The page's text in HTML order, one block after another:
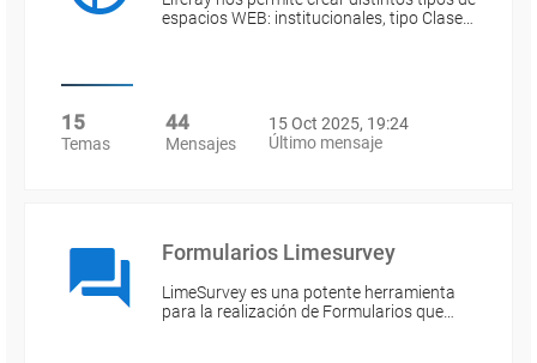
espacios WEB: institucionales, tipo Clase…
15
Temas
44
Mensajes
15 Oct 2025, 19:24
Último mensaje
Formularios Limesurvey
LimeSurvey es una potente herramienta
para la realización de Formularios que…